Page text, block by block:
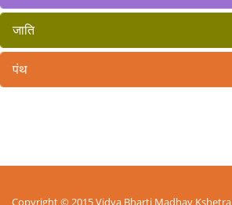
जाति
पंथ
Copyright © 2015 Vidya Bharti Madhay Kshetra